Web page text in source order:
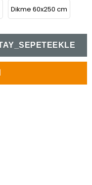
Dikme 60x250 cm